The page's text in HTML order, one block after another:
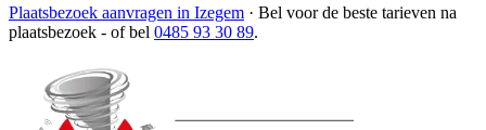
Plaatsbezoek aanvragen in Izegem · Bel voor de beste tarieven na
plaatsbezoek - of bel 0485 93 30 89.